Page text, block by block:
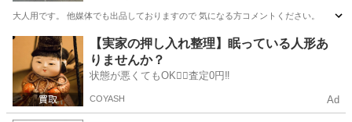
大人用です。 他媒体でも出品しておりますので 気になる方コメントください。
北海道 旭川市 旭川四条駅 野球
【実家の押し入れ整理】眠っている人形あ
りませんか？
状態が悪くてもOK🙆‍♀️査定0円‼️
COYASH Ad